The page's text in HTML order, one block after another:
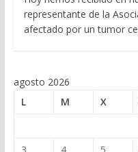
representante de la
afectado por un tumor
agosto 2026
L
M X